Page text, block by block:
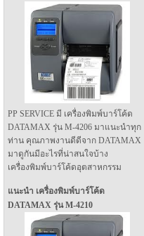
PP SERVICE มี เครื่องพิมพ์บาร์โค้ด
DATAMAX รุ่น M-4206 มาแนะนำทุก
ท่าน คุณภาพงานดีดีจาก DATAMAX
มาดูกันมีอะไรที่น่าสนใจบ้าง
เครื่องพิมพ์บาร์โค้ดอุตสาหกรรม
แนะนำ เครื่องพิมพ์บาร์โค้ด
DATAMAX รุ่น M-4210